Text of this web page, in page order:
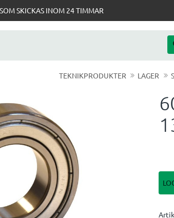
SKICKAS INOM 24 TIMMAR
TEKNIKPRODUKTER LAGER